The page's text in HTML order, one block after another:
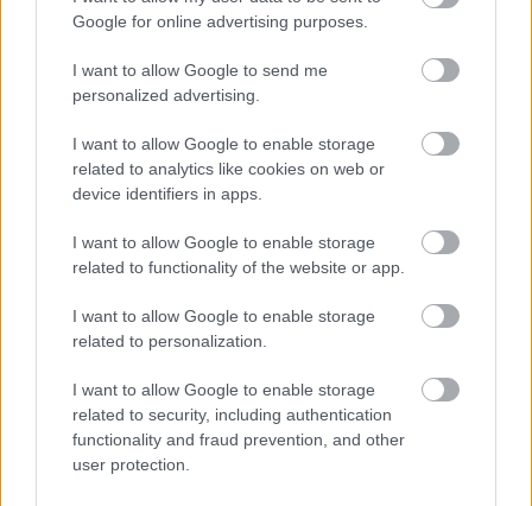
Google for online advertising purposes.
I want to allow Google to send me
personalized advertising.
I want to allow Google to enable storage
related to analytics like cookies on web or
device identifiers in apps.
I want to allow Google to enable storage
related to functionality of the website or app.
I want to allow Google to enable storage
related to personalization.
I want to allow Google to enable storage
related to security, including authentication
functionality and fraud prevention, and other
user protection.
2019. április 17.
Hogyan teremthető a hirdetők számára biztonságos
tartalmi környezet, és ezzel egyidejűleg hogyan
terjeszthető ki a kiadványok tartalmi minősége a
hirdetésekre is? A hirdetők számára 12+1 pontban